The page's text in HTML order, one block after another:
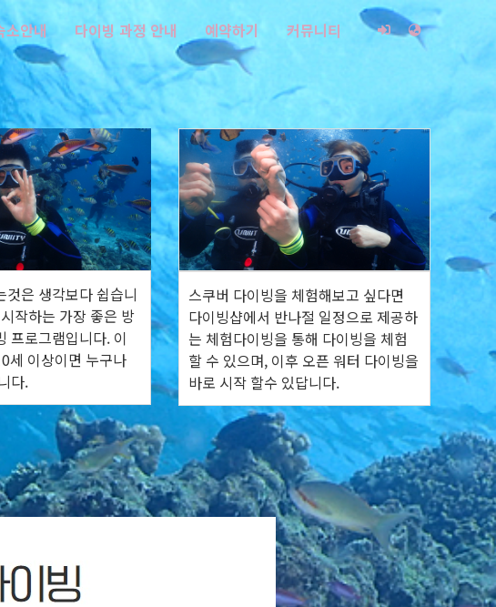
소안내 다이빙 과정 안내 예약하기 커뮤니티
것은 생각보다 쉽습니
작하는 가장 좋은 방
프로그램입니다. 이
세 이상이면 누구나
다.
스쿠버 다이빙을 체험해보고 싶다면
다이빙샵에서 반나절 일정으로 제공하
는 체험다이빙을 통해 다이빙을 체험
할 수 있으며, 이후 오픈 워터 다이빙을
바로 시작 할수 있답니다.